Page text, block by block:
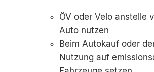
ÖV oder Velo anstelle
Auto nutzen
Beim Autokauf oder
Nutzung auf